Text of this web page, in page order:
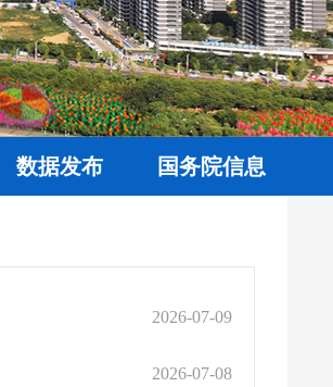
数据发布 国务院信息
2026-07-09
2026-07-08